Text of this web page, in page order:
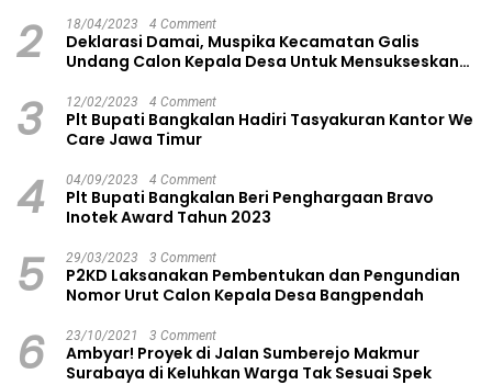
2 18/04/2023 4 Comment
Deklarasi Damai, Muspika Kecamatan Galis
Undang Calon Kepala Desa Untuk Mensukseskan
3 12/02/2023 4 Comment
Plt Bupati Bangkalan Hadiri Tasyakuran Kantor We
Care Jawa Timur
4 04/09/2023 4 Comment
Plt Bupati Bangkalan Beri Penghargaan Bravo
Inotek Award Tahun 2023
5 29/03/2023 3 Comment
P2KD Laksanakan Pembentukan dan Pengundian
Nomor Urut Calon Kepala Desa Bangpendah
6 23/10/2021 3 Comment
Ambyar! Proyek di Jalan Sumberejo Makmur
Surabaya di Keluhkan Warga Tak Sesuai Spek